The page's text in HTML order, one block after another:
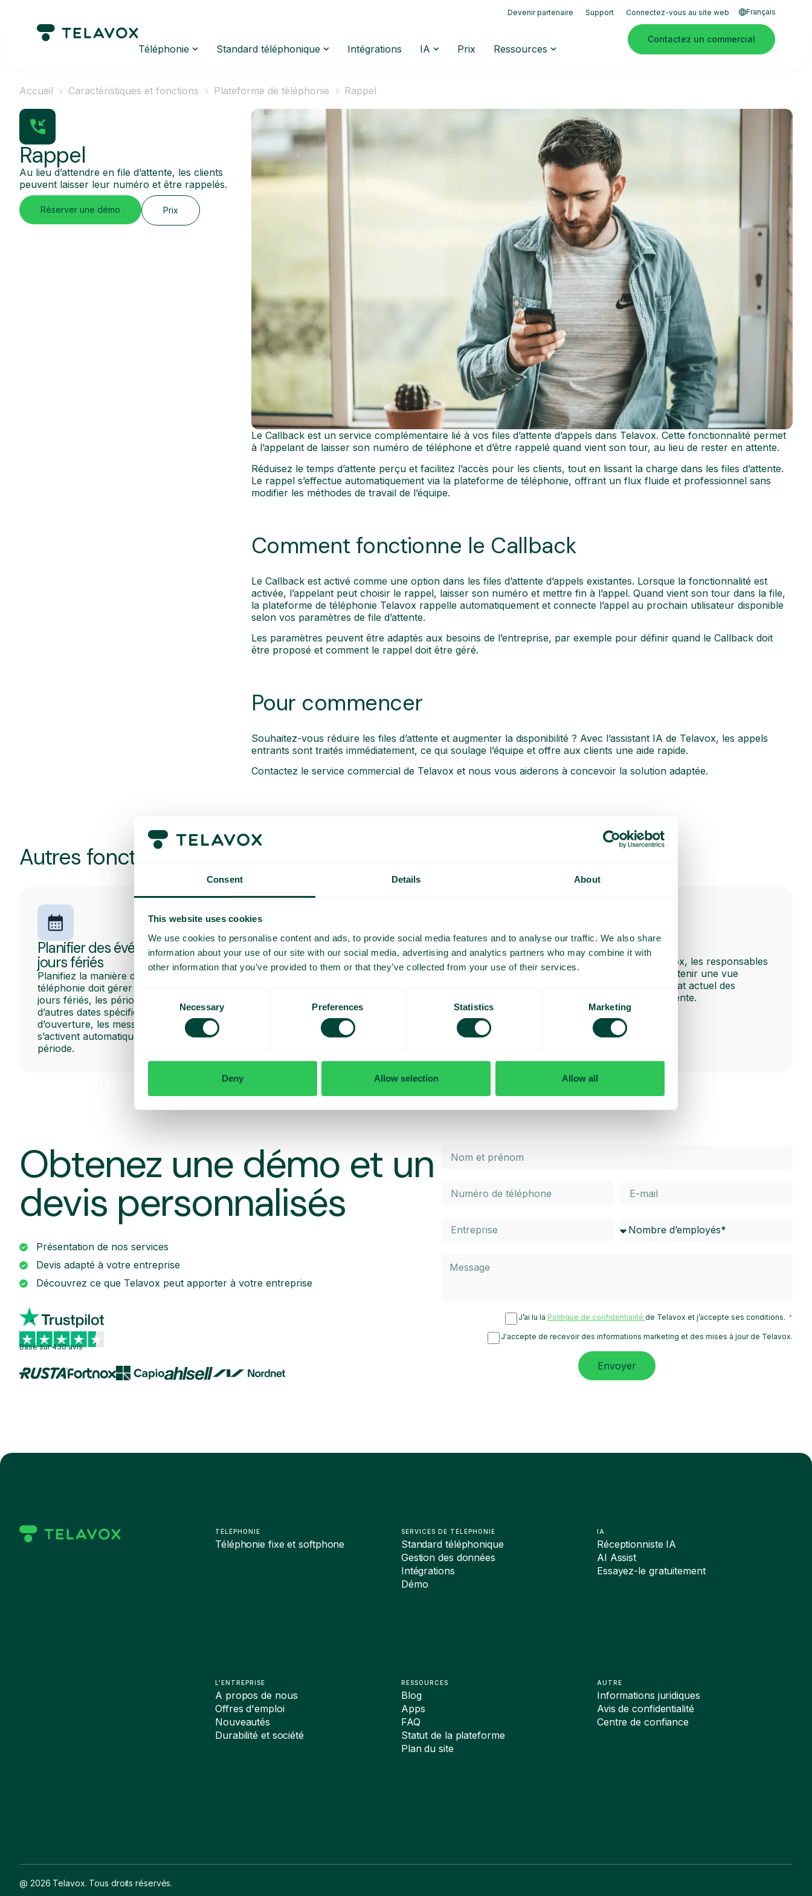
Consent Details About
This website uses cookies
We use cookies to personalise content and ads, to provide social media features and to analyse our traffic. We also share
information about your use of our site with our social media, advertising and analytics partners who may combine it with
other information that you’ve provided to them or that they’ve collected from your use of their services.
Selection
Necessary Preferences Statistics Marketing
Deny Allow selection Allow all
Devenir partenaire Support Connectez-vous au site web Français
Téléphonie Standard téléphonique Intégrations IA Prix Ressources
Contactez un commercial
Accueil Caractéristiques et fonctions Plateforme de téléphonie Rappel
Rappel
Au lieu d’attendre en file d’attente, les clients
peuvent laisser leur numéro et être rappelés.
Réserver une démo Prix
Le Callback est un service complémentaire lié à vos files d’attente d’appels dans Telavox. Cette fonctionnalité permet
à l’appelant de laisser son numéro de téléphone et d’être rappelé quand vient son tour, au lieu de rester en attente.
Réduisez le temps d’attente perçu et facilitez l’accès pour les clients, tout en lissant la charge dans les files d’attente.
Le rappel s’effectue automatiquement via la plateforme de téléphonie, offrant un flux fluide et professionnel sans
modifier les méthodes de travail de l’équipe.
Comment fonctionne le Callback
Le Callback est activé comme une option dans les files d’attente d’appels existantes. Lorsque la fonctionnalité est
activée, l’appelant peut choisir le rappel, laisser son numéro et mettre fin à l’appel. Quand vient son tour dans la file,
la plateforme de téléphonie Telavox rappelle automatiquement et connecte l’appel au prochain utilisateur disponible
selon vos paramètres de file d’attente.
Les paramètres peuvent être adaptés aux besoins de l’entreprise, par exemple pour définir quand le Callback doit
être proposé et comment le rappel doit être géré.
Pour commencer
Souhaitez-vous réduire les files d’attente et augmenter la disponibilité ? Avec l’assistant IA de Telavox, les appels
entrants sont traités immédiatement, ce qui soulage l’équipe et offre aux clients une aide rapide.
Contactez le service commercial de Telavox et nous vous aiderons à concevoir la solution adaptée.
Autres fonctionnalités populaires
Planifier des événements et des
jours fériés
Planifiez la manière dont la plateforme de
téléphonie doit gérer les appels pendant les
jours fériés, les périodes de vacances et
d’autres dates spécifiques. Les heures
d’ouverture, les messages et les flux d’appels
s’activent automatiquement au début de la
période.
SMS à l’appelant
Informez facilement vos clients par SMS
avant, pendant ou après un appel entrant.
Mon aperçu
Dans l’application Telavox, les responsables
et managers peuvent obtenir une vue
d’ensemble rapide de l’état actuel des
effectifs et des files d’attente.
Obtenez une démo et un
devis personnalisés
Présentation de nos services
Devis adapté à votre entreprise
Découvrez ce que Telavox peut apporter à votre entreprise
Basé sur 430 avis
J’ai lu la Politique de confidentialité de Telavox et j’accepte ses conditions.
J'accepte de recevoir des informations marketing et des mises à jour de Telavox.
Envoyer
TÉLÉPHONIE
Téléphonie fixe et softphone
L'ENTREPRISE
A propos de nous
Offres d'emploi
Nouveautés
Durabilité et société
SERVICES DE TÉLÉPHONIE
Standard téléphonique
Gestion des données
Intégrations
Démo
RESSOURCES
Blog
Apps
FAQ
Statut de la plateforme
Plan du site
IA
Réceptionniste IA
AI Assist
Essayez-le gratuitement
AUTRE
Informations juridiques
Avis de confidentialité
Centre de confiance
@ 2026 Telavox. Tous droits réservés.